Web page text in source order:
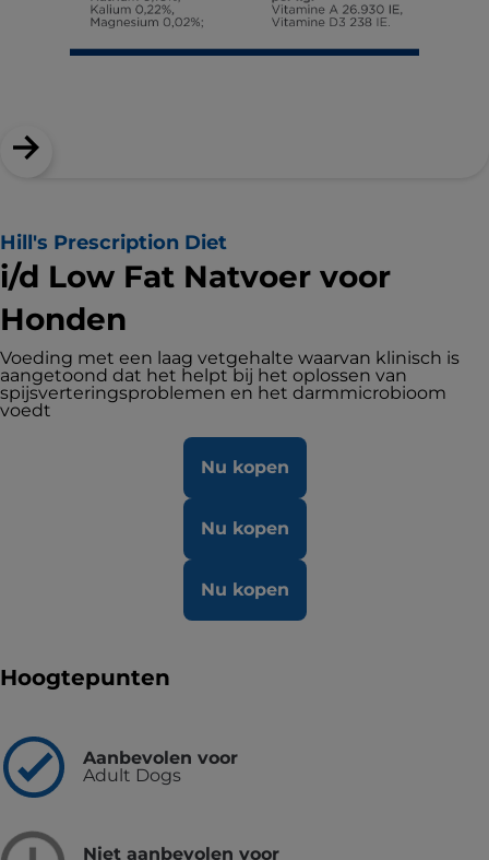
Hill's Prescription Diet
i/d Low Fat Natvoer voor
Honden
Voeding met een laag vetgehalte waarvan klinisch is
aangetoond dat het helpt bij het oplossen van
spijsverteringsproblemen en het darmmicrobioom
voedt
Nu kopen
Nu kopen
Nu kopen
Hoogtepunten
Aanbevolen voor
Adult Dogs
Niet aanbevolen voor